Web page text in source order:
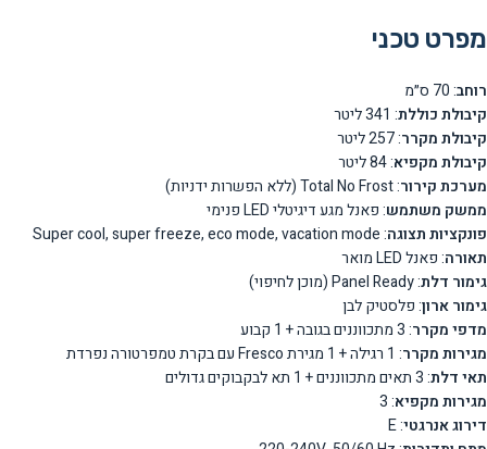
מפרט טכני
רוחב: 70 ס״מ
קיבולת כוללת: 341 ליטר
קיבולת מקרר: 257 ליטר
קיבולת מקפיא: 84 ליטר
מערכת קירור: Total No Frost (ללא הפשרות ידניות)
ממשק משתמש: פאנל מגע דיגיטלי LED פנימי
פונקציות תצוגה: Super cool, super freeze, eco mode, vacation mode
תאורה: פאנל LED מואר
גימור דלת: Panel Ready (מוכן לחיפוי)
גימור ארון: פלסטיק לבן
מדפי מקרר: 3 מתכווננים בגובה + 1 קבוע
מגירות מקרר: 1 רגילה + 1 מגירת Fresco עם בקרת טמפרטורה נפרדת
תאי דלת: 3 תאים מתכווננים + 1 תא לבקבוקים גדולים
מגירות מקפיא: 3
דירוג אנרגטי: E